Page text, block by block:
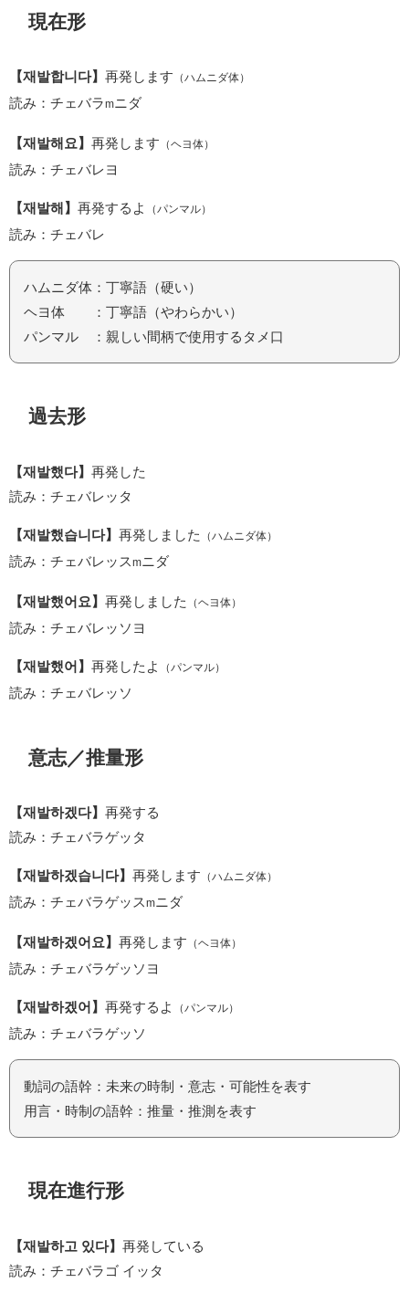
現在形
【재발합니다】 再発します （ハムニダ体）
読み：チェバラmニダ
【재발해요】 再発します （ヘヨ体）
読み：チェバレヨ
【재발해】 再発するよ （パンマル）
読み：チェバレ
ハムニダ体：丁寧語（硬い）
ヘヨ体 ：丁寧語（やわらかい）
パンマル ：親しい間柄で使用するタメ口
過去形
【재발했다】 再発した
読み：チェバレッタ
【재발했습니다】 再発しました （ハムニダ体）
読み：チェバレッス m ニダ
【재발했어요】 再発しました （ヘヨ体）
読み：チェバレッソヨ
【재발했어】 再発したよ （パンマル）
読み：チェバレッソ
意志／推量形
【재발하겠다】 再発する
読み：チェバラゲッタ
【재발하겠습니다】 再発します （ハムニダ体）
読み：チェバラゲッスmニダ
【재발하겠어요】 再発します （ヘヨ体）
読み：チェバラゲッソヨ
【재발하겠어】 再発するよ （パンマル）
読み：チェバラゲッソ
動詞の語幹：未来の時制・意志・可能性を表す
用言・時制の語幹：推量・推測を表す
現在進行形
【재발하고 있다】 再発している
読み：チェバラゴ イッタ